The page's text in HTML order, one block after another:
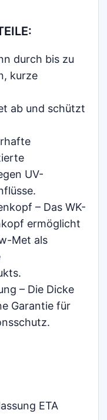
durch bis zu
kurze
ab und schützt
UV-
– Das WK-
ermöglicht
Met als
– Die Dicke
Garantie für
ETA